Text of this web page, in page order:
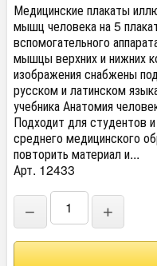
Медицинские плакаты
мышц человека на 5
вспомогательного
мышцы верхних и нижних
изображения снабжены
русском и латинском
учебника Анатомия
Подходит для студентов
среднего медицинского
повторить материал и...
Арт. 12433
− +